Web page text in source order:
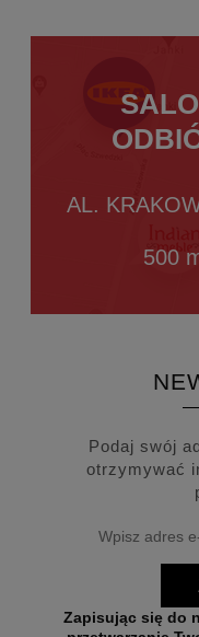
AL.
500
Podaj swój
otrzymywać
Zapisując się do